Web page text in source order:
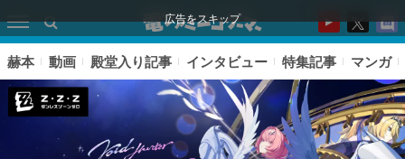
広告をスキップ
赫本 動画 殿堂入り記事 インタビュー 特集記事 マンガ